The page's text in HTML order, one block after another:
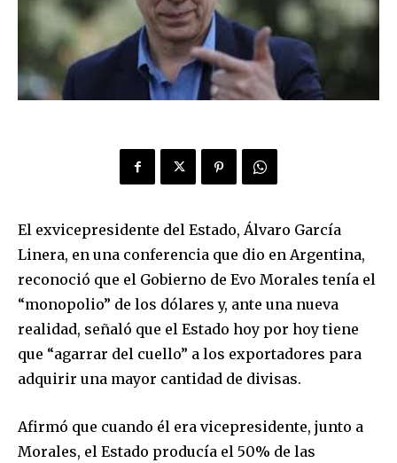
El exvicepresidente del Estado, Álvaro García
Linera, en una conferencia que dio en Argentina,
reconoció que el Gobierno de Evo Morales tenía el
“monopolio” de los dólares y, ante una nueva
realidad, señaló que el Estado hoy por hoy tiene
que “agarrar del cuello” a los exportadores para
adquirir una mayor cantidad de divisas.
Afirmó que cuando él era vicepresidente, junto a
Morales, el Estado producía el 50% de las